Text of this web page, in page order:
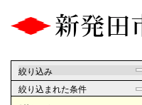
絞り込み
絞り込まれた条件